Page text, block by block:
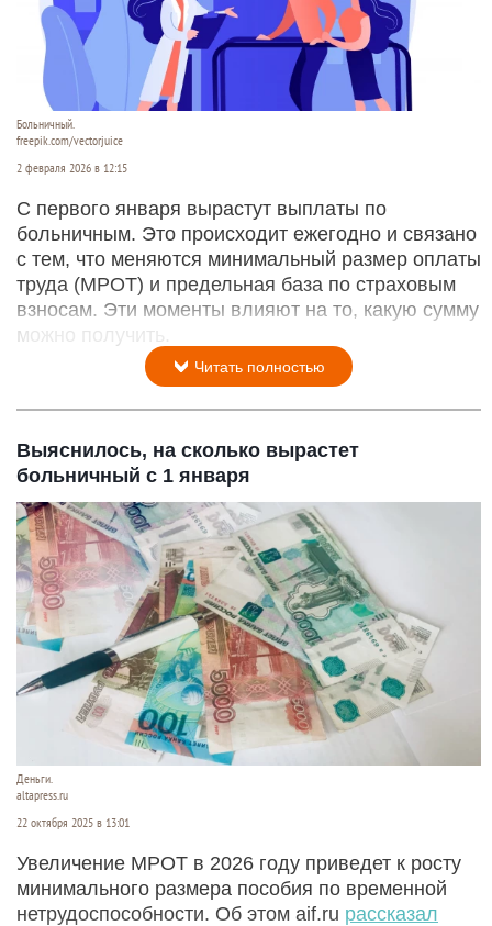
Больничный.
freepik.com/vectorjuice
2 февраля 2026 в 12:15
С первого января вырастут выплаты по
больничным. Это происходит ежегодно и связано
с тем, что меняются минимальный размер оплаты
труда (МРОТ) и предельная база по страховым
взносам. Эти моменты влияют на то, какую сумму
можно получить.
Читать полностью
Выяснилось, на сколько вырастет
больничный с 1 января
Деньги.
altapress.ru
22 октября 2025 в 13:01
Увеличение МРОТ в 2026 году приведет к росту
минимального размера пособия по временной
нетрудоспособности. Об этом aif.ru рассказал